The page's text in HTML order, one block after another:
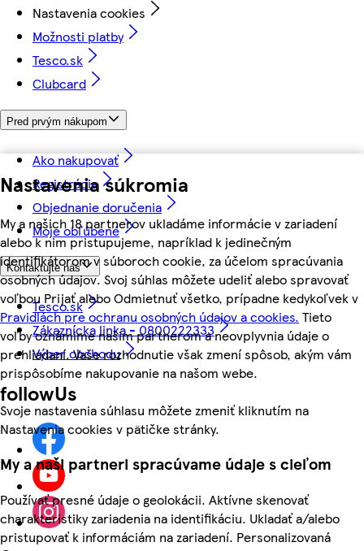
Nastavenia súkromia
My a našich 18 partnerov ukladáme informácie v zariadení
alebo k nim pristupujeme, napríklad k jedinečným
identifikátorom v súboroch cookie, za účelom spracúvania
osobných údajov. Svoj súhlas môžete udeliť alebo spravovať
voľbou Prijať alebo Odmietnuť všetko, prípadne kedykoľvek v
Pravidlách pre ochranu osobných údajov a cookies. Tieto
voľby oznámime našim partnerom a neovplyvnia údaje o
prehliadaní. Vaše rozhodnutie však zmení spôsob, akým vám
prispôsobíme nakupovanie na našom webe.
Svoje nastavenia súhlasu môžete zmeniť kliknutím na
Nastavenia cookies v pätičke stránky.
My a naši partneri spracúvame údaje s cieľom
Používať presné údaje o geolokácii. Aktívne skenovať
charakteristiky zariadenia na identifikáciu. Ukladať a/alebo
pristupovať k informáciám na zariadení. Personalizovaná
Nastavenia cookies
Možnosti platby
Tesco.sk
Clubcard
Pred prvým nákupom
Ako nakupovať
Registrácia
Objednanie doručenia
Moje obľúbené
Kontaktujte nás
Tesco.sk
Zákaznícka linka - 0800222333
Výber obchodu
followUs